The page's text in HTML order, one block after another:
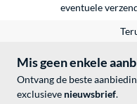
eventuele
Mis geen enkele
Ontvang de beste
exclusieve nieuwsbrief.